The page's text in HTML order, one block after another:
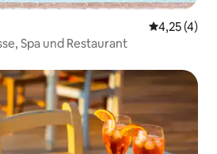
4,25 (4)
Spa und Restaurant